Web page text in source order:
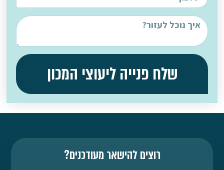
שלח פנייה ליעוצי המכון
רוצים להישאר מעודכנים?